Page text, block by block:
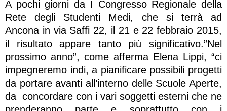
A pochi giorni da I Congresso Regionale della
Rete degli Studenti Medi, che si terrà ad
Ancona in via Saffi 22, il 21 e 22 febbraio 2015,
il risultato appare tanto più significativo.”Nel
prossimo anno”, come afferma Elena Lippi, “ci
impegneremo indi, a pianificare possibili progetti
da portare avanti all’interno delle Scuole Aperte,
da concordare con i vari soggetti esterni che ne